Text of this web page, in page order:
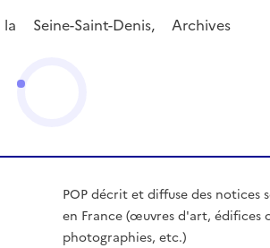
Saint-Denis, Archives
POP décrit et diffuse des notices
en France (œuvres d'art, édifices
photographies, etc.)